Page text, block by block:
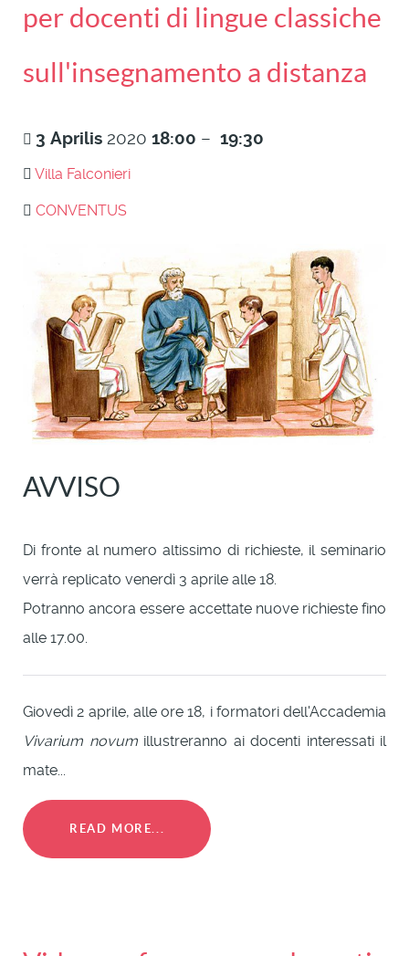
per docenti di lingue classiche
sull'insegnamento a distanza
3 Aprilis 2020 18:00 – 19:30
Villa Falconieri
CONVENTUS
AVVISO
Di fronte al numero altissimo di richieste, il seminario
verrà replicato venerdì 3 aprile alle 18.
Potranno ancora essere accettate nuove richieste fino
alle 17.00.
Giovedì 2 aprile, alle ore 18, i formatori dell'Accademia
Vivarium novumillustreranno ai docenti interessati il
mate...
READ MORE...